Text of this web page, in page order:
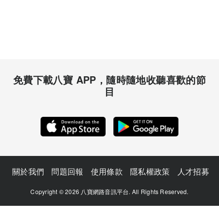
免費下載八寶 APP，隨時隨地收聽喜歡的節
目
關於我們 問題回報 使用條款 隱私權政策 人才招募
Copyright © 2026 八寶網路音訊平台. All Rights Reserved.